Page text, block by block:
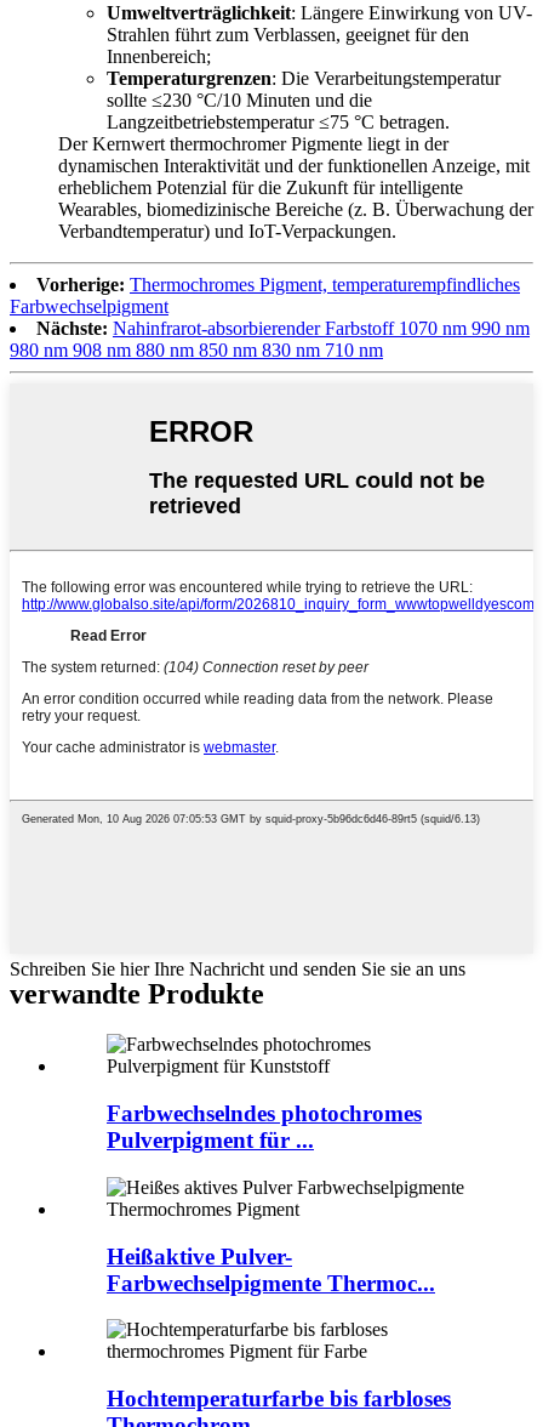
Umweltverträglichkeit: Längere Einwirkung von UV-
Strahlen führt zum Verblassen, geeignet für den
Innenbereich;
Temperaturgrenzen: Die Verarbeitungstemperatur
sollte ≤230 °C/10 Minuten und die
Langzeitbetriebstemperatur ≤75 °C betragen.
Der Kernwert thermochromer Pigmente liegt in der
dynamischen Interaktivität und der funktionellen Anzeige, mit
erheblichem Potenzial für die Zukunft für intelligente
Wearables, biomedizinische Bereiche (z. B. Überwachung der
Verbandtemperatur) und IoT-Verpackungen.
Vorherige: Thermochromes Pigment, temperaturempfindliches
Farbwechselpigment
Nächste: Nahinfrarot-absorbierender Farbstoff 1070 nm 990 nm
980 nm 908 nm 880 nm 850 nm 830 nm 710 nm
Schreiben Sie hier Ihre Nachricht und senden Sie sie an uns
verwandte Produkte
Farbwechselndes photochromes
Pulverpigment für ...
Heißaktive Pulver-
Farbwechselpigmente Thermoc...
Hochtemperaturfarbe bis farbloses